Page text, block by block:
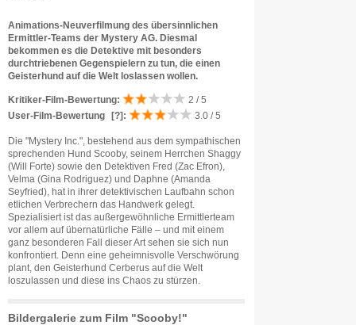
Animations-Neuverfilmung des übersinnlichen
Ermittler-Teams der Mystery AG. Diesmal
bekommen es die Detektive mit besonders
durchtriebenen Gegenspielern zu tun, die einen
Geisterhund auf die Welt loslassen wollen.
Kritiker-Film-Bewertung:
2 / 5
User-Film-Bewertung
[?] : 3.0 / 5
Die "Mystery Inc.", bestehend aus dem sympathischen
sprechenden Hund Scooby, seinem Herrchen Shaggy
(Will Forte) sowie den Detektiven Fred (Zac Efron),
Velma (Gina Rodriguez) und Daphne (Amanda
Seyfried), hat in ihrer detektivischen Laufbahn schon
etlichen Verbrechern das Handwerk gelegt.
Spezialisiert ist das außergewöhnliche Ermittlerteam
vor allem auf übernatürliche Fälle – und mit einem
ganz besonderen Fall dieser Art sehen sie sich nun
konfrontiert. Denn eine geheimnisvolle Verschwörung
plant, den Geisterhund Cerberus auf die Welt
loszulassen und diese ins Chaos zu stürzen.
Bildergalerie zum Film "Scooby!"